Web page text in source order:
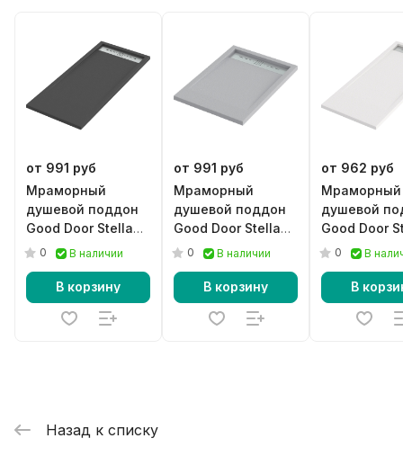
от 991 руб
Мраморный
душевой поддон
Good Door Stella
черный
0 В наличии
В корзину
от 991 руб
Мраморный
душевой поддон
Good Door Stella
серый
0 В наличии
В корзину
от 962 руб
Мраморный
душевой
Good Door
белый
0 В
В
Назад к списку